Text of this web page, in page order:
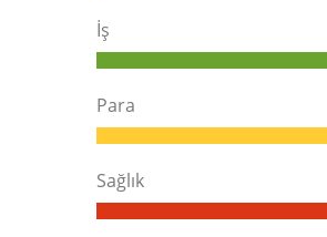
İş
Para
Sağlık